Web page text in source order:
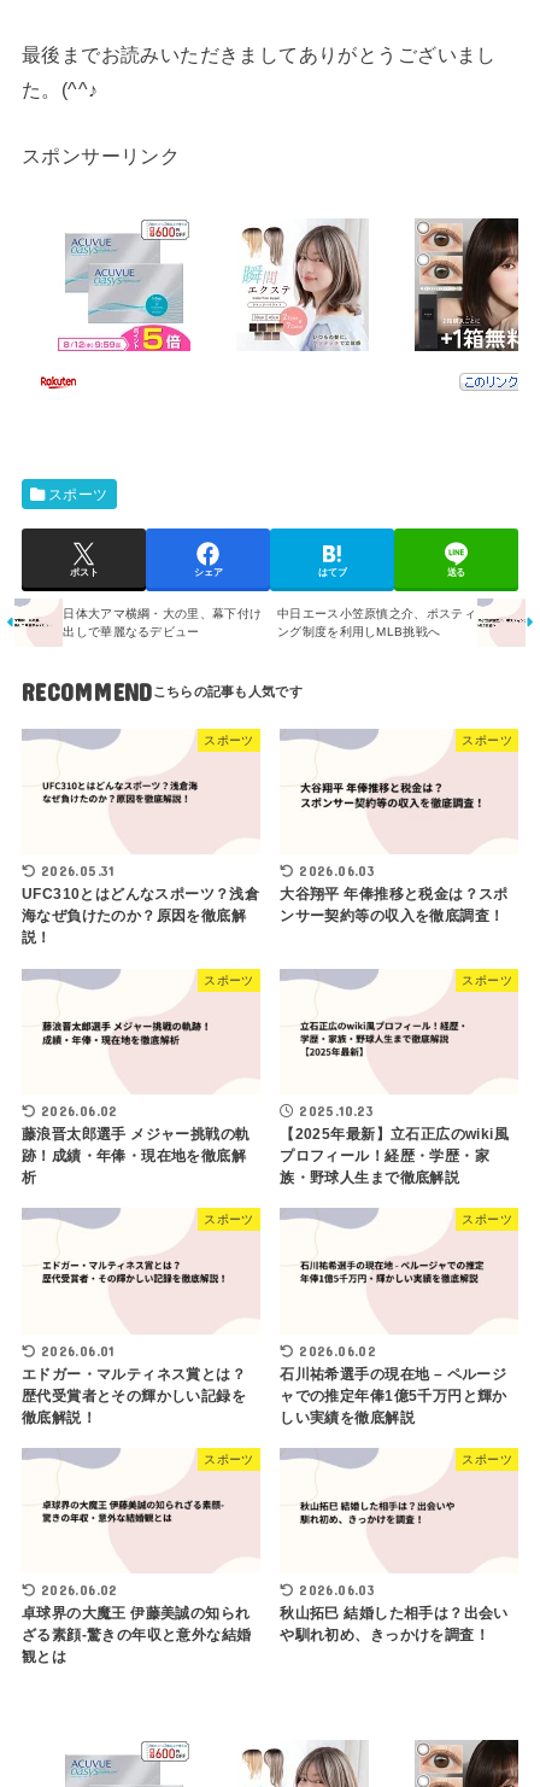
最後までお読みいただきましてありがとうございまし
た。(^^♪
スポンサーリンク
スポーツ
ポスト シェア はてブ 送る
日体大アマ横綱・大の里、幕下付け
出しで華麗なるデビュー
中日エース小笠原慎之介、ポスティ
ング制度を利用しMLB挑戦へ
RECOMMEND
スポーツ
2026.05.31
UFC310とはどんなスポーツ？浅倉
海なぜ負けたのか？原因を徹底解
説！
スポーツ
2026.06.03
大谷翔平 年俸推移と税金は？スポ
ンサー契約等の収入を徹底調査！
スポーツ
2026.06.02
藤浪晋太郎選手 メジャー挑戦の軌
跡！成績・年俸・現在地を徹底解
析
スポーツ
2025.10.23
【2025年最新】立石正広のwiki風
プロフィール！経歴・学歴・家
族・野球人生まで徹底解説
スポーツ
2026.06.01
エドガー・マルティネス賞とは？
歴代受賞者とその輝かしい記録を
徹底解説！
スポーツ
2026.06.02
石川祐希選手の現在地 – ペルージ
ャでの推定年俸1億5千万円と輝か
しい実績を徹底解説
スポーツ
2026.06.02
卓球界の大魔王 伊藤美誠の知られ
ざる素顔-驚きの年収と意外な結婚
観とは
スポーツ
2026.06.03
秋山拓巳 結婚した相手は？出会い
や馴れ初め、きっかけを調査！